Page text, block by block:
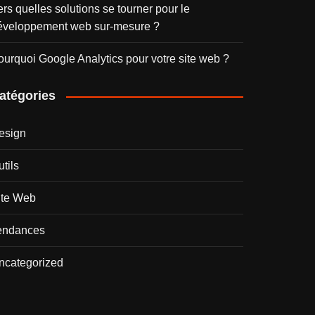
quelles solutions se tourner pour le
web sur-mesure ?
Google Analytics pour votre site web ?
Web